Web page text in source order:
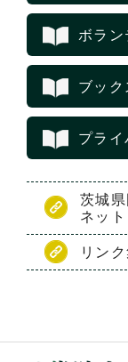
ボラン
ブック
プライ
茨城
ネッ
リン